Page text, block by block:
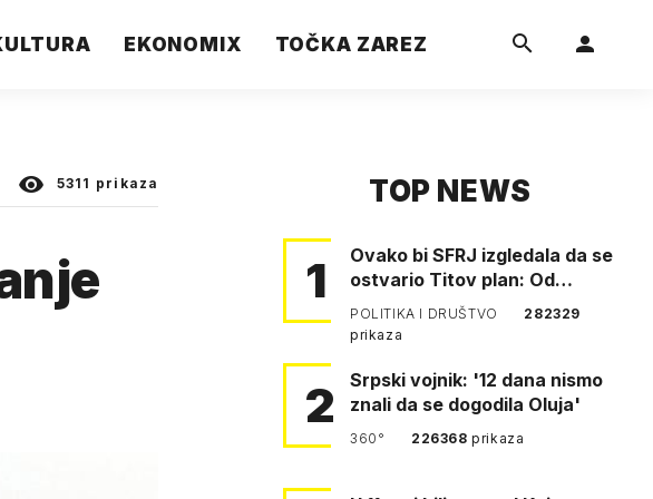
EKONOMIX TOČKA ZAREZ
5311 prikaza TOP NEWS
1
Ovako bi SFRJ izgledala da se
ostvario Titov plan: Od
Klagenfurta do Istanbula!
POLITIKA I DRUŠTVO
282329
prikaza
2
Srpski vojnik: '12 dana nismo
znali da se dogodila Oluja'
360° 226368prikaza